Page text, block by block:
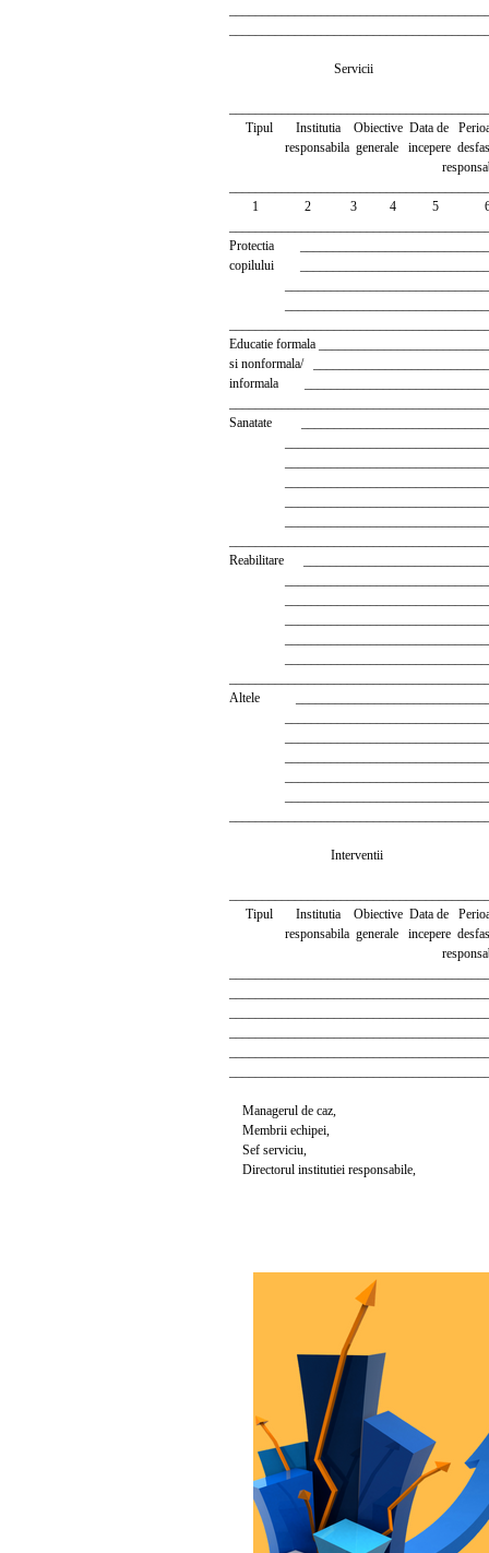
Servicii
Tipul Institutia Obiective Data de
responsabila generale incepere
1 2 3 4 5
Protectia
copilului
Educatie formala
si nonformala/
informala
Sanatate
Reabilitare
Altele
Interventii
Tipul Institutia Obiective Data de
responsabila generale incepere
Managerul de caz,
Membrii echipei,
Sef serviciu,
Directorul institutiei responsabile,